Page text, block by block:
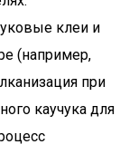
клеи и
(например,
при
каучука для